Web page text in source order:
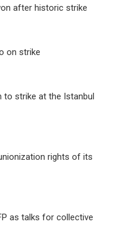
after historic strike
on strike
to strike at the Istanbul
rights of its
as talks for collective